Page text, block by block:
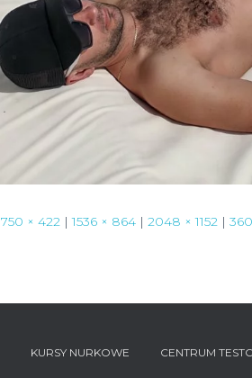
750 × 422 | 1536 × 864 | 2048 × 1152 |
KURSY NURKOWE CENTRUM